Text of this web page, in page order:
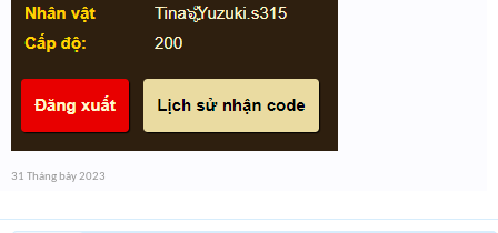
31 Tháng bảy 2023